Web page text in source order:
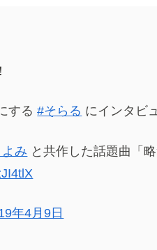
する#そらる にインタビ
み と共作した話題曲「
年4月9日